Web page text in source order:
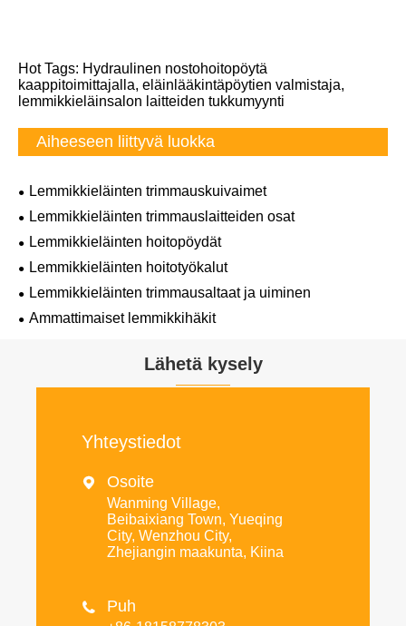
Hot Tags: Hydraulinen nostohoitopöytä
kaappitoimittajalla, eläinlääkintäpöytien valmistaja,
lemmikkieläinsalon laitteiden tukkumyynti
Aiheeseen liittyvä luokka
Lemmikkieläinten trimmauskuivaimet
Lemmikkieläinten trimmauslaitteiden osat
Lemmikkieläinten hoitopöydät
Lemmikkieläinten hoitotyökalut
Lemmikkieläinten trimmausaltaat ja uiminen
Ammattimaiset lemmikkihäkit
Lähetä kysely
Yhteystiedot
 Osoite
Wanming Village,
Beibaixiang Town, Yueqing
City, Wenzhou City,
Zhejiangin maakunta, Kiina
 Puh